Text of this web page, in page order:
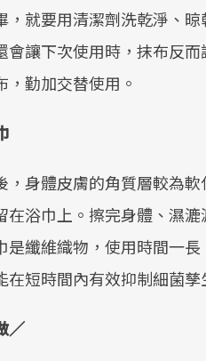
，就要用清潔劑洗乾淨、
會讓下次使用時，抹布反
，勤加交替使用。
，身體皮膚的角質層較為
在浴巾上。擦完身體、濕
是纖維織物，使用時間一
在短時間內有效抑制細菌
／